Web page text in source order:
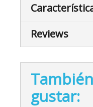
Reviews
gustar: